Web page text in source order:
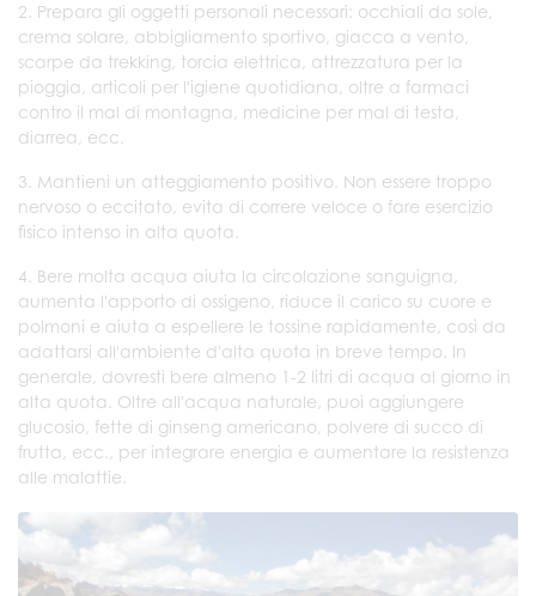
2. Prepara gli oggetti personali necessari: occhiali da sole,
crema solare, abbigliamento sportivo, giacca a vento,
scarpe da trekking, torcia elettrica, attrezzatura per la
pioggia, articoli per l'igiene quotidiana, oltre a farmaci
contro il mal di montagna, medicine per mal di testa,
diarrea, ecc.
3. Mantieni un atteggiamento positivo. Non essere troppo
nervoso o eccitato, evita di correre veloce o fare esercizio
fisico intenso in alta quota.
4. Bere molta acqua aiuta la circolazione sanguigna,
aumenta l'apporto di ossigeno, riduce il carico su cuore e
polmoni e aiuta a espellere le tossine rapidamente, così da
adattarsi all'ambiente d'alta quota in breve tempo. In
generale, dovresti bere almeno 1-2 litri di acqua al giorno in
alta quota. Oltre all'acqua naturale, puoi aggiungere
glucosio, fette di ginseng americano, polvere di succo di
frutta, ecc., per integrare energia e aumentare la resistenza
alle malattie.